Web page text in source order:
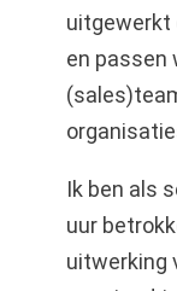
uitgewerkt
en passen
Ik ben als
uur
uitwerking